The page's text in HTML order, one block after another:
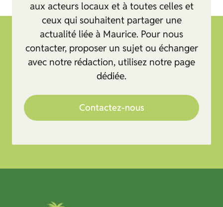
aux acteurs locaux et à toutes celles et
ceux qui souhaitent partager une
actualité liée à Maurice. Pour nous
contacter, proposer un sujet ou échanger
avec notre rédaction, utilisez notre page
dédiée.
Contactez-nous